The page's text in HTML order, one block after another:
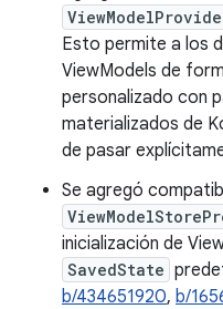
Esto permite a los
ViewModels de
personalizado con
materializados de
de pasar
Se agregó
inicialización de
SavedState
b/434651920, b/